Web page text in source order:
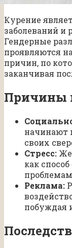
Курение
заболеваний и
Гендерные
проявляются
причин, по
заканчивая
Причины
начинают
своих
Стресс:
как
Реклама:
побуждая